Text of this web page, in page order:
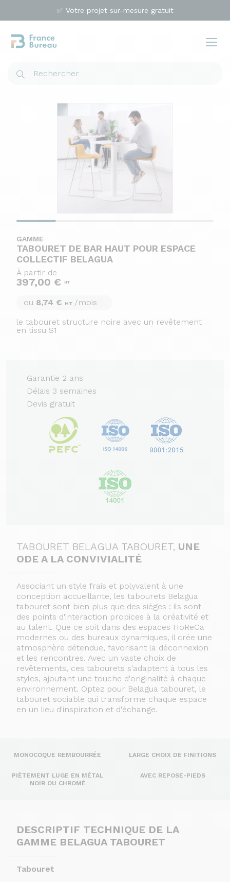
✅ Votre projet sur-mesure gratuit
GAMME
TABOURET DE BAR HAUT POUR ESPACE
COLLECTIF BELAGUA
À partir de
397,00 € HT
ou 8,74 € HT /mois
le tabouret structure noire avec un revêtement
en tissu S1
Garantie 2 ans
Délais 3 semaines
Devis gratuit
TABOURET BELAGUA TABOURET, UNE
ODE A LA CONVIVIALITÉ
Associant un style frais et polyvalent à une
conception accueillante, les tabourets Belagua
tabouret sont bien plus que des sièges : ils sont
des points d'interaction propices à la créativité et
au talent. Que ce soit dans des espaces HoReCa
modernes ou des bureaux dynamiques, il crée une
atmosphère détendue, favorisant la déconnexion
et les rencontres. Avec un vaste choix de
revêtements, ces tabourets s'adaptent à tous les
styles, ajoutant une touche d'originalité à chaque
environnement. Optez pour Belagua tabouret, le
tabouret sociable qui transforme chaque espace
en un lieu d'inspiration et d'échange.
MONOCOQUE REMBOURRÉE LARGE CHOIX DE FINITIONS
PIÈTEMENT LUGE EN MÉTAL
NOIR OU CHROMÉ
AVEC REPOSE-PIEDS
DESCRIPTIF TECHNIQUE DE LA
GAMME BELAGUA TABOURET
Tabouret